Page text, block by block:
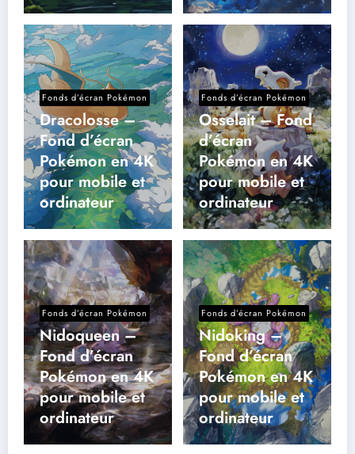
Fonds d’écran Pokémon
Dracolosse –
Fond d’écran
Pokémon en 4K
pour mobile et
ordinateur
Fonds d’écran Pokémon
Osselait – Fond
d’écran
Pokémon en 4K
pour mobile et
ordinateur
Fonds d’écran Pokémon
Nidoqueen –
Fond d’écran
Pokémon en 4K
pour mobile et
ordinateur
Fonds d’écran Pokémon
Nidoking –
Fond d’écran
Pokémon en 4K
pour mobile et
ordinateur